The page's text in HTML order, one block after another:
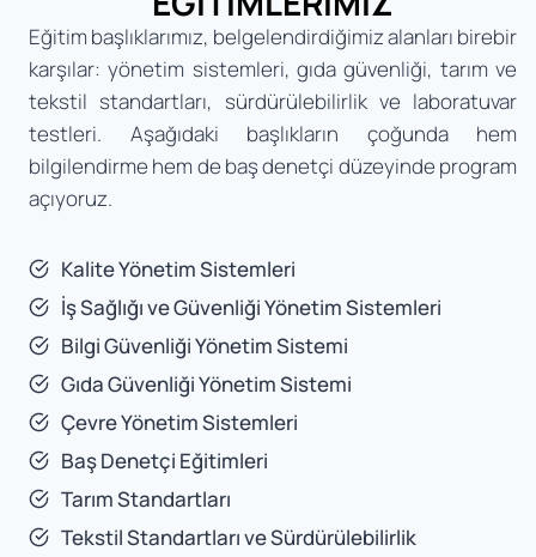
Eğitim başlıklarımız, belgelendirdiğimiz alanları birebir
karşılar: yönetim sistemleri, gıda güvenliği, tarım ve
tekstil standartları, sürdürülebilirlik ve laboratuvar
testleri. Aşağıdaki başlıkların çoğunda hem
bilgilendirme hem de baş denetçi düzeyinde program
açıyoruz.
Kalite Yönetim Sistemleri
İş Sağlığı ve Güvenliği Yönetim Sistemleri
Bilgi Güvenliği Yönetim Sistemi
Gıda Güvenliği Yönetim Sistemi
Çevre Yönetim Sistemleri
Baş Denetçi Eğitimleri
Tarım Standartları
Tekstil Standartları ve Sürdürülebilirlik